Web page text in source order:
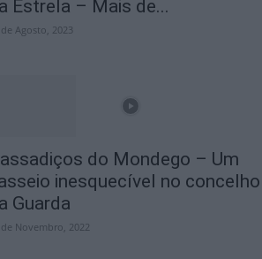
Estrela – Mais de...
Agosto, 2023
do Mondego – Um
inesquecível no concelho
Guarda
Novembro, 2022